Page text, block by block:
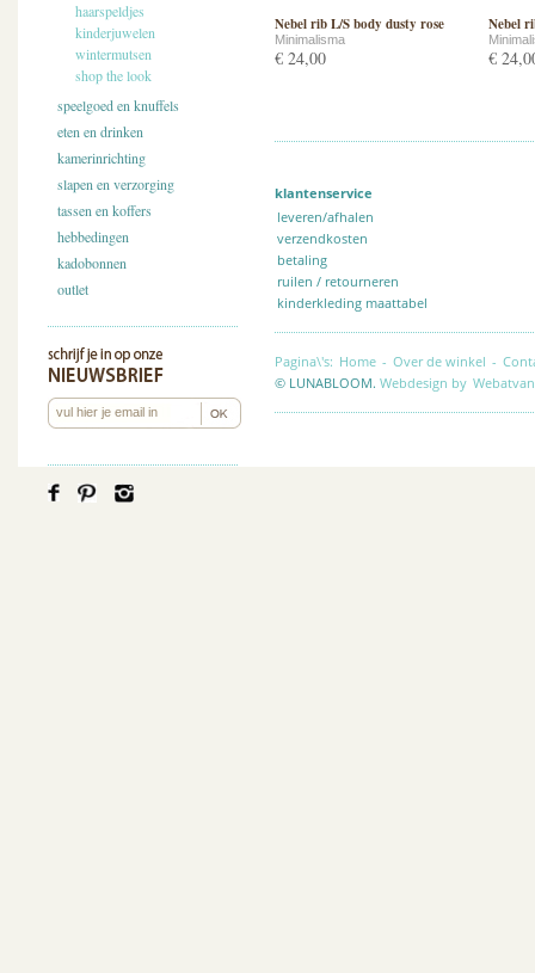
haarspeldjes
kinderjuwelen
wintermutsen
shop the look
speelgoed en knuffels
eten en drinken
kamerinrichting
slapen en verzorging
tassen en koffers
hebbedingen
kadobonnen
outlet
Nebel rib L/S body dusty rose
Minimalisma
€ 24,00
Nebel
€
klantenservice
leveren/afhalen
verzendkosten
betaling
ruilen / retourneren
kinderkleding maattabel
Pagina\'s: Home - Over de winkel -
© LUNABLOOM. Webdesign by